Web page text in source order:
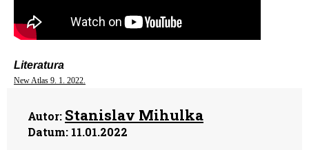
Literatura
New Atlas 9. 1. 2022.
Autor: Stanislav Mihulka
Datum: 11.01.2022